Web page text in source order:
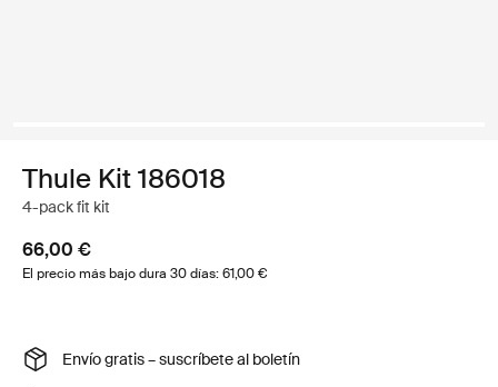
Thule Kit 186018
4-pack fit kit
66,00 €
El precio más bajo dura 30 días: 61,00 €
Envío gratis – suscríbete al boletín